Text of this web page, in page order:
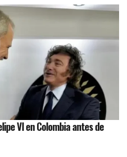
VI en Colombia antes de